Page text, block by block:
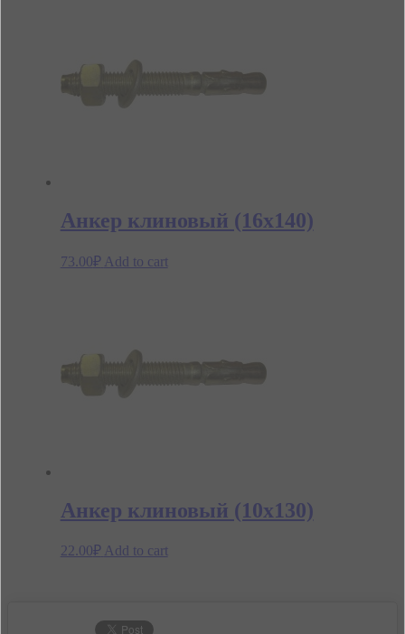
Анкер клиновый (16х140)
73.00₽ Add to cart
Анкер клиновый (10х130)
22.00₽ Add to cart